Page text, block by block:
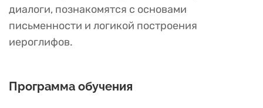
диалоги, познакомятся с основами
письменности и логикой построения
иероглифов.
Программа обучения